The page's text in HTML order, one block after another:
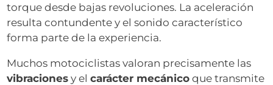
torque desde bajas revoluciones. La aceleración
resulta contundente y el sonido característico
forma parte de la experiencia.
Muchos motociclistas valoran precisamente las
vibraciones y elcarácter mecánico que transmite